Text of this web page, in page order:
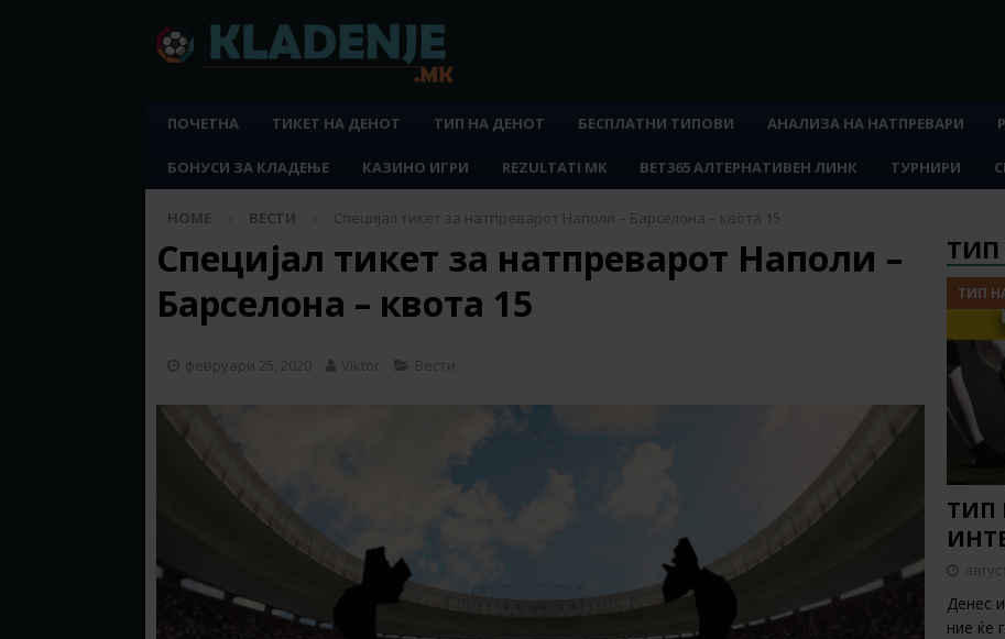
ПОЧЕТНА ТИКЕТ НА ДЕНОТ ТИП НА ДЕНОТ БЕСПЛАТНИ ТИПОВИ АНАЛИЗА НА НАТПРЕВАРИ
БОНУСИ ЗА КЛАДЕЊЕ КАЗИНО ИГРИ REZULTATI MK BET365 АЛТЕРНАТИВЕН ЛИНК ТУРНИРИ
HOME ВЕСТИ Специјал тикет за натпреварот Наполи – Барселона – квота 15
Специјал тикет за натпреварот Наполи –
Барселона – квота 15
февруари 25, 2020 Viktor Вести
ТИП
ТИП
ТИП
Денес
ние ќе